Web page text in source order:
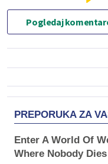
Pogledaj
PREPORUKA ZA
Enter A World Of
Where Nobody Dies